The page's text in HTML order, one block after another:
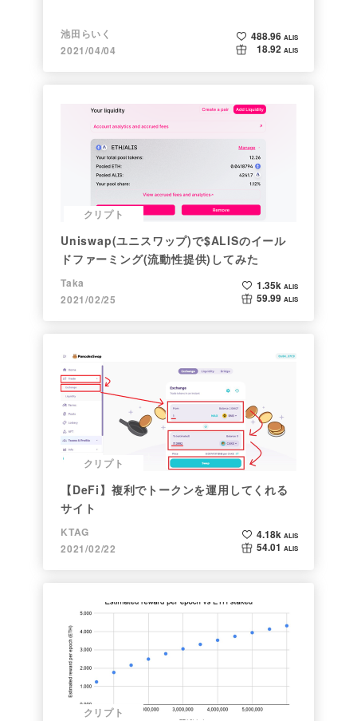
池田らいく
2021/04/04
488.96 ALIS
18.92 ALIS
クリプト
Uniswap(ユニスワップ)で$ALISのイール
ドファーミング(流動性提供)してみた
Taka
2021/02/25
1.35k ALIS
59.99 ALIS
クリプト
【DeFi】複利でトークンを運用してくれる
サイト
KTAG
2021/02/22
4.18k ALIS
54.01 ALIS
クリプト